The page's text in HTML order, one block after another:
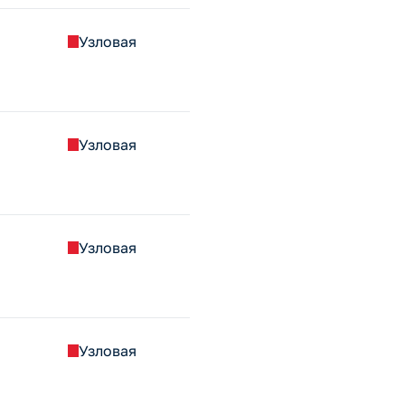
Узловая
Узловая
Узловая
Узловая